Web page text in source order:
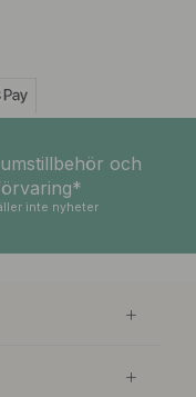
och
inte nyheter